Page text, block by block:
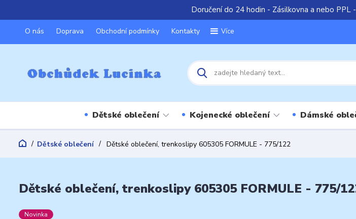
Doručení do 24 hodin - Zásilkovna a nebo PPL
O nás Doprava Obchodní podmínky Kontakty Více
Dětské oblečení Kojenecké oblečení Dámské
Dětské oblečení Dětské oblečení, trenkoslipy 605305 FORMULE - 775/122
Dětské oblečení, trenkoslipy 605305 FORMULE - 775/
Novinka